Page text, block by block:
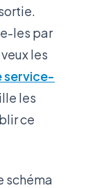
les par
les
service-
les
ce
schéma